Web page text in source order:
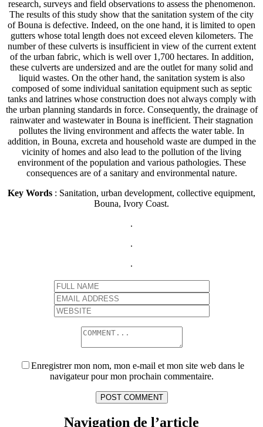
research, surveys and field observations to assess the phenomenon.
The results of this study show that the sanitation system of the city
of Bouna is defective. Indeed, on the one hand, it is limited to open
gutters whose total length does not exceed eleven kilometers. The
number of these culverts is insufficient in view of the current extent
of the urban fabric, which is well over 1,700 hectares. In addition,
these culverts are undersized and are the outlet for many solid and
liquid wastes. On the other hand, the sanitation system is also
composed of some individual sanitation equipment such as septic
tanks and latrines whose construction does not always comply with
the urban planning standards in force. Consequently, the drainage of
rainwater and wastewater in Bouna is inefficient. Their stagnation
pollutes the living environment and affects the water table. In
addition, in Bouna, excreta and household waste are dumped in the
vicinity of homes and also lead to the pollution of the living
environment of the population and various pathologies. These
consequences are of a sanitary and environmental nature.
Key Words : Sanitation, urban development, collective equipment,
Bouna, Ivory Coast.
.
.
.
Enregistrer mon nom, mon e-mail et mon site web dans le
navigateur pour mon prochain commentaire.
Navigation de l’article